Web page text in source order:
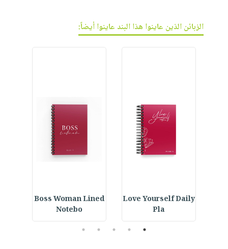
الزبائن الذين عاينوا هذا البند عاينوا أيضاً:
Love Yourself Daily
Pla
Boss Woman Lined
Notebo
1
2
3
4
5